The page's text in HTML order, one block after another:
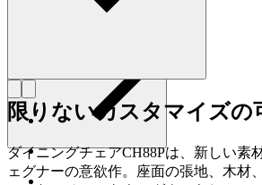
限りないカスタマイズの
ダイニングチェアCH88Pは、新しい素
ェグナーの意欲作。座面の張地、木材